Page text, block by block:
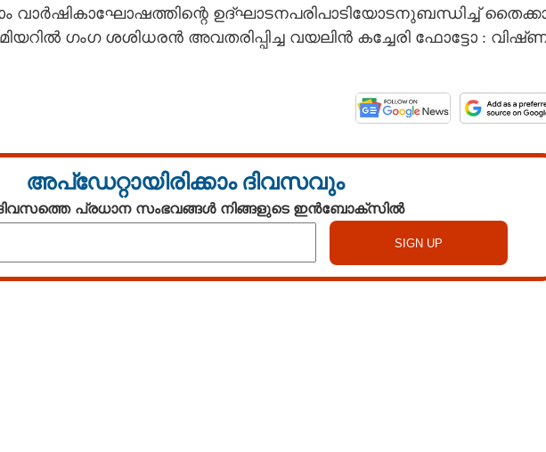
വാർഷികാഘോഷത്തിന്റെ ഉദ്‌ഘാടനപരിപാടിയോടനുബന്ധിച്ച്
ഗംഗ ശശിധരൻ അവതരിപ്പിച്ച വയലിൻ കച്ചേരി ഫോട്ടോ :
അപ്ഡേറ്റായിരിക്കാം ദിവസവും
പ്രധാന സംഭവങ്ങൾ നിങ്ങളുടെ ഇൻബോക്സിൽ